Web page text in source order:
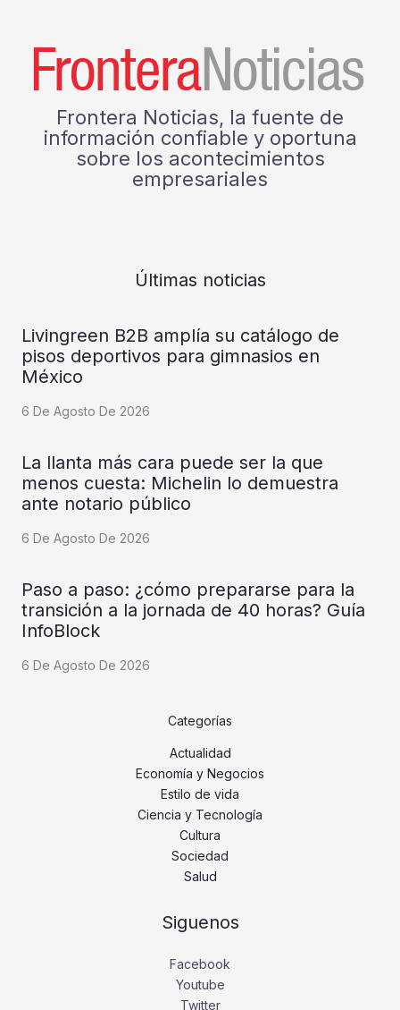
Frontera Noticias, la fuente de
información confiable y oportuna
sobre los acontecimientos
empresariales
Últimas noticias
Livingreen B2B amplía su catálogo de
pisos deportivos para gimnasios en
México
6 De Agosto De 2026
La llanta más cara puede ser la que
menos cuesta: Michelin lo demuestra
ante notario público
6 De Agosto De 2026
Paso a paso: ¿cómo prepararse para la
transición a la jornada de 40 horas? Guía
InfoBlock
6 De Agosto De 2026
Categorías
Actualidad
Economía y Negocios
Estilo de vida
Ciencia y Tecnología
Cultura
Sociedad
Salud
Siguenos
Facebook
Youtube
Twitter